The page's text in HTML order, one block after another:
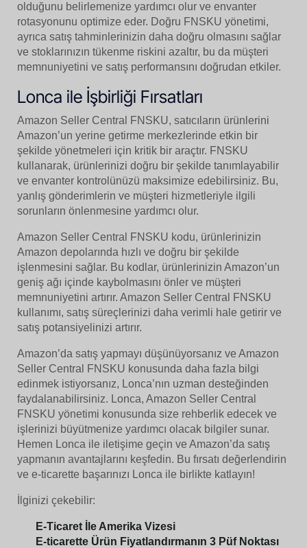
olduğunu belirlemenize yardımcı olur ve envanter
rotasyonunu optimize eder. Doğru FNSKU yönetimi,
ayrıca satış tahminlerinizin daha doğru olmasını sağlar
ve stoklarınızın tükenme riskini azaltır, bu da müşteri
memnuniyetini ve satış performansını doğrudan etkiler.
Lonca ile İşbirliği Fırsatları
Amazon Seller Central FNSKU, satıcıların ürünlerini
Amazon’un yerine getirme merkezlerinde etkin bir
şekilde yönetmeleri için kritik bir araçtır. FNSKU
kullanarak, ürünlerinizi doğru bir şekilde tanımlayabilir
ve envanter kontrolünüzü maksimize edebilirsiniz. Bu,
yanlış gönderimlerin ve müşteri hizmetleriyle ilgili
sorunların önlenmesine yardımcı olur.
Amazon Seller Central FNSKU kodu, ürünlerinizin
Amazon depolarında hızlı ve doğru bir şekilde
işlenmesini sağlar. Bu kodlar, ürünlerinizin Amazon’un
geniş ağı içinde kaybolmasını önler ve müşteri
memnuniyetini artırır. Amazon Seller Central FNSKU
kullanımı, satış süreçlerinizi daha verimli hale getirir ve
satış potansiyelinizi artırır.
Amazon’da satış yapmayı düşünüyorsanız ve Amazon
Seller Central FNSKU konusunda daha fazla bilgi
edinmek istiyorsanız, Lonca’nın uzman desteğinden
faydalanabilirsiniz. Lonca, Amazon Seller Central
FNSKU yönetimi konusunda size rehberlik edecek ve
işlerinizi büyütmenize yardımcı olacak bilgiler sunar.
Hemen Lonca ile iletişime geçin ve Amazon’da satış
yapmanın avantajlarını keşfedin. Bu fırsatı değerlendirin
ve e-ticarette başarınızı Lonca ile birlikte katlayın!
İlginizi çekebilir:
E-Ticaret İle Amerika Vizesi
E-ticarette Ürün Fiyatlandırmanın 3 Püf Noktası